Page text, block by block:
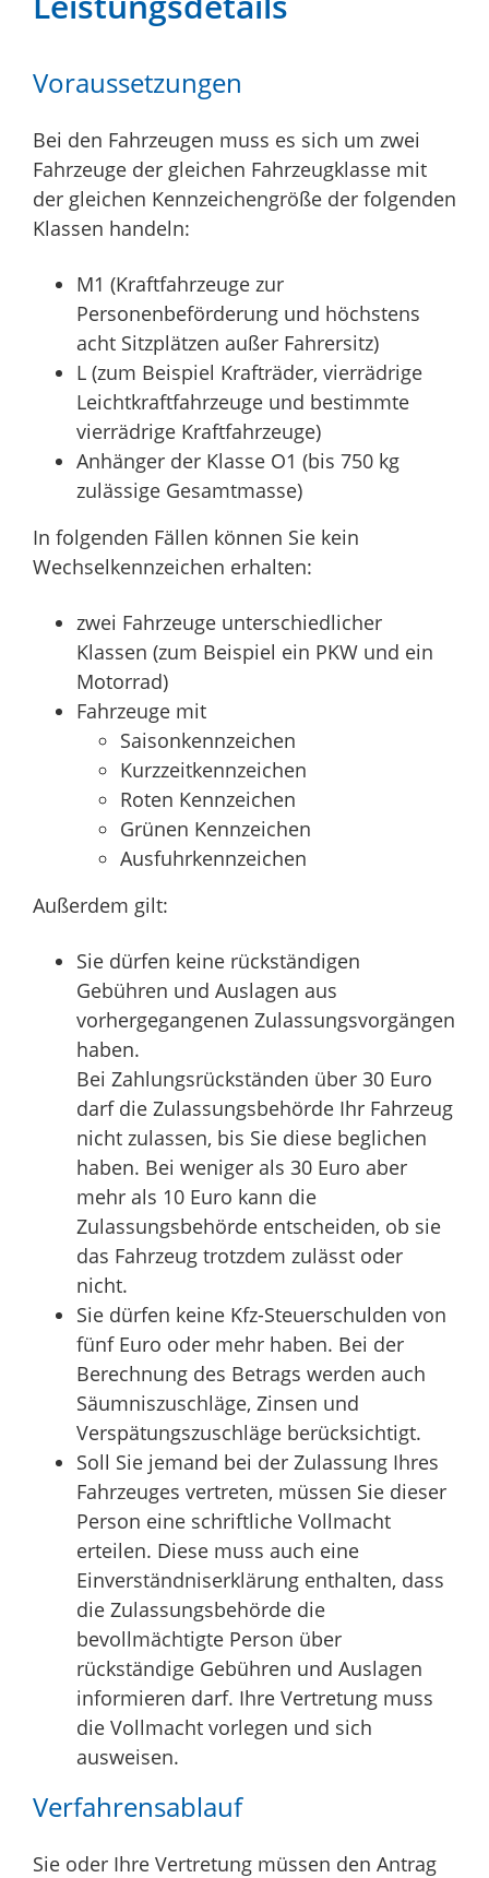
Voraussetzungen
Bei den Fahrzeugen muss es sich um zwei
Fahrzeuge der gleichen Fahrzeugklasse mit
der gleichen Kennzeichengröße der folgenden
Klassen handeln:
M1 (Kraftfahrzeuge zur
Personenbeförderung und höchstens
acht Sitzplätzen außer Fahrersitz)
L (zum Beispiel Krafträder, vierrädrige
Leichtkraftfahrzeuge und bestimmte
vierrädrige Kraftfahrzeuge)
Anhänger der Klasse O1 (bis 750 kg
zulässige Gesamtmasse)
In folgenden Fällen können Sie kein
Wechselkennzeichen erhalten:
zwei Fahrzeuge unterschiedlicher
Klassen (zum Beispiel ein PKW und ein
Motorrad)
Fahrzeuge mit
Saisonkennzeichen
Kurzzeitkennzeichen
Roten Kennzeichen
Grünen Kennzeichen
Ausfuhrkennzeichen
Außerdem gilt:
Sie dürfen keine rückständigen
Gebühren und Auslagen aus
vorhergegangenen Zulassungsvorgängen
haben.
Bei Zahlungsrückständen über 30 Euro
darf die Zulassungsbehörde Ihr Fahrzeug
nicht zulassen, bis Sie diese beglichen
haben. Bei weniger als 30 Euro aber
mehr als 10 Euro kann die
Zulassungsbehörde entscheiden, ob sie
das Fahrzeug trotzdem zulässt oder
nicht.
Sie dürfen keine Kfz-Steuerschulden von
fünf Euro oder mehr haben. Bei der
Berechnung des Betrags werden auch
Säumniszuschläge, Zinsen und
Verspätungszuschläge berücksichtigt.
Soll Sie jemand bei der Zulassung Ihres
Fahrzeuges vertreten, müssen Sie dieser
Person eine schriftliche Vollmacht
erteilen. Diese muss auch eine
Einverständniserklärung enthalten, dass
die Zulassungsbehörde die
bevollmächtigte Person über
rückständige Gebühren und Auslagen
informieren darf. Ihre Vertretung muss
die Vollmacht vorlegen und sich
ausweisen.
Verfahrensablauf
Sie oder Ihre Vertretung müssen den Antrag